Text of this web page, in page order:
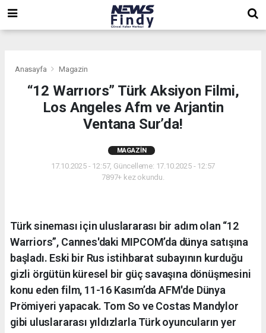
Anasayfa Magazin
“12 Warrıors” Türk Aksiyon Filmi,
Los Angeles Afm ve Arjantin
Ventana Sur’da!
MAGAZIN
17.10.2025 - 12:57, Güncelleme: 17.10.2025 - 12:57
7897+ kez okundu.
Türk sineması için uluslararası bir adım olan “12
Warriors”, Cannes'daki MIPCOM’da dünya satışına
başladı. Eski bir Rus istihbarat subayının kurduğu
gizli örgütün küresel bir güç savaşına dönüşmesini
konu eden film, 11-16 Kasım’da AFM'de Dünya
Prömiyeri yapacak. Tom So ve Costas Mandylor
gibi uluslararası yıldızlarla Türk oyuncuların yer